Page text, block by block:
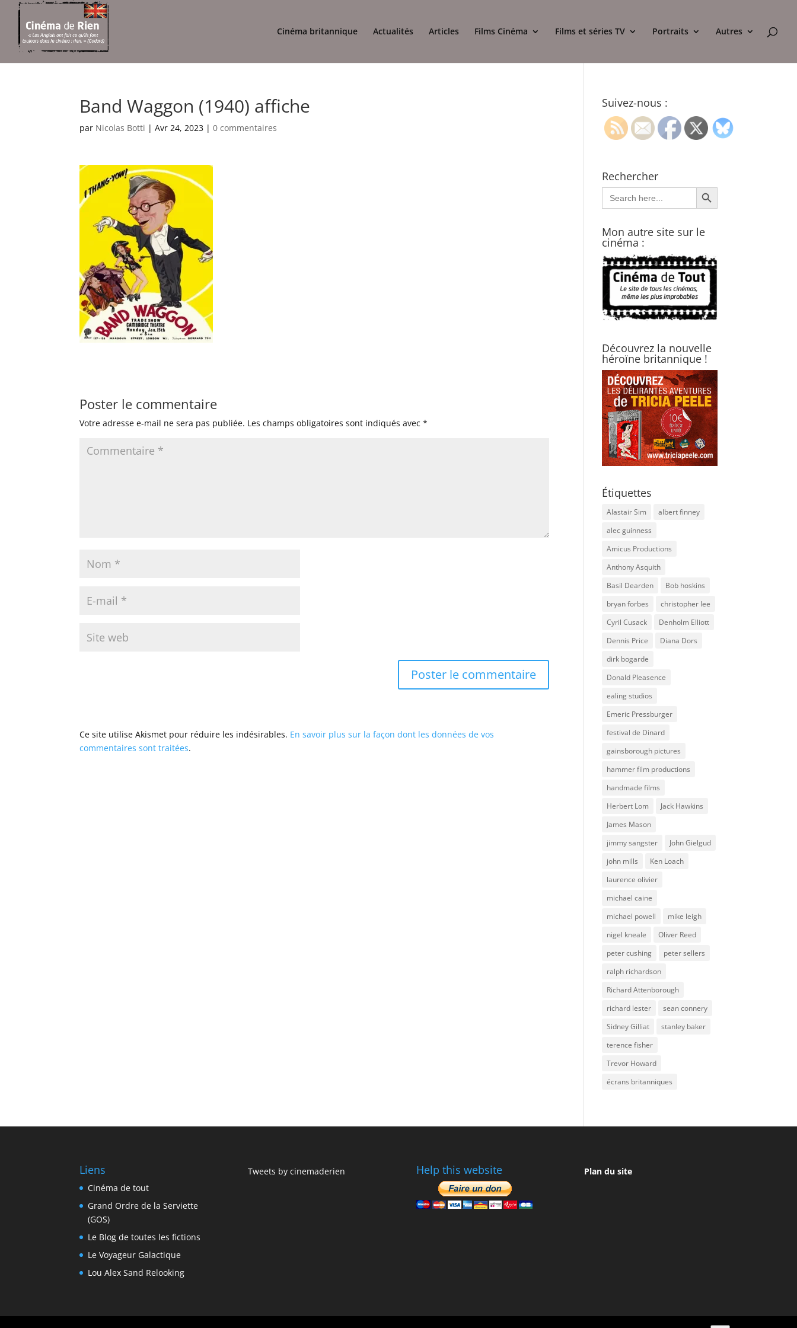
Cinéma britannique Actualités Articles Films Cinéma Films et séries TV Portraits Autres
Band Waggon (1940) affiche
par Nicolas Botti |Avr 24, 2023 |0 commentaires
Poster le commentaire
Votre adresse e-mail ne sera pas publiée. Les champs obligatoires sont indiqués avec*
Ce site utilise Akismet pour réduire les indésirables. En savoir plus sur la façon dont les données de vos
commentaires sont traitées.
Suivez-nous :
Rechercher
Search
for:
Search Button
Mon autre site sur le
cinéma :
Découvrez la nouvelle
héroïne britannique !
Étiquettes
Alastair Sim
albert finney
alec guinness
Amicus Productions
Anthony Asquith
Basil Dearden
Bob hoskins
bryan forbes
christopher lee
Cyril Cusack
Denholm Elliott
Dennis Price
Diana Dors
dirk bogarde
Donald Pleasence
ealing studios
Emeric Pressburger
festival de Dinard
gainsborough pictures
hammer film productions
handmade films
Herbert Lom
Jack Hawkins
James Mason
jimmy sangster
John Gielgud
john mills
Ken Loach
laurence olivier
michael caine
michael powell
mike leigh
nigel kneale
Oliver Reed
peter cushing
peter sellers
ralph richardson
Richard Attenborough
richard lester
sean connery
Sidney Gilliat
stanley baker
terence fisher
Trevor Howard
écrans britanniques
Liens
Cinéma de tout
Grand Ordre de la Serviette
(GOS)
Le Blog de toutes les fictions
Le Voyageur Galactique
Lou Alex Sand Relooking
Tweets by cinemaderien Help this website Plan du site